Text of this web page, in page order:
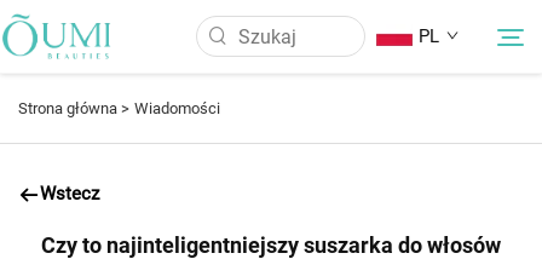
PL
Strona główna > Wiadomości
Wstecz
Czy to najinteligentniejszy suszarka do włosów